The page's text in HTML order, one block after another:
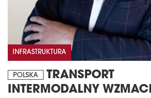
INFRASTRUKTURA
POLSKA
TRANSPORT
INTERMODALNY